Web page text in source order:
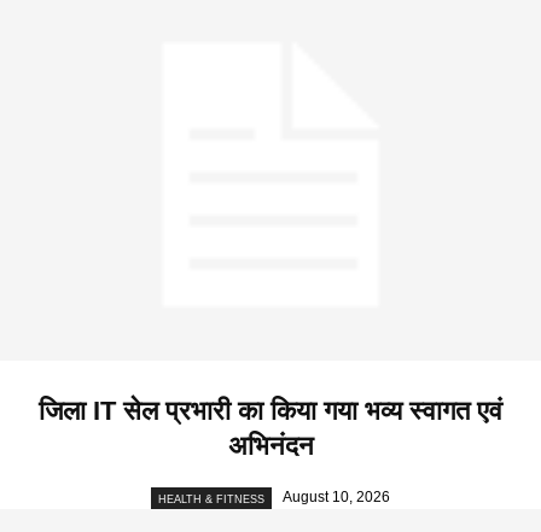
जिला IT सेल प्रभारी का किया गया भव्य स्वागत एवं
अभिनंदन
HEALTH & FITNESS August 10, 2026